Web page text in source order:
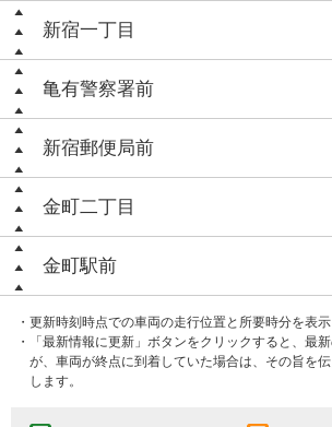
新宿一丁目
亀有警察署前
新宿郵便局前
金町二丁目
金町駅前
・更新時刻時点での車両の走行位置と所要時分を表示
・「最新情報に更新」ボタンをクリックすると、最
が、車両が終点に到着していた場合は、その旨を
します。